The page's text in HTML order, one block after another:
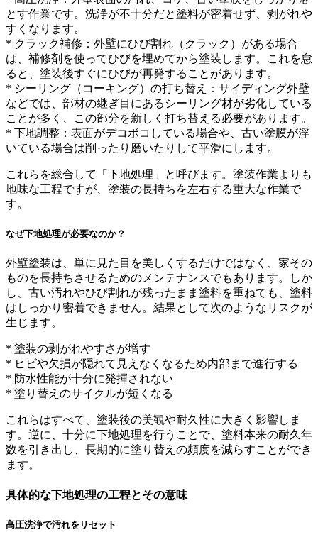
とす作業です。洗浄が不十分だと塗料が密着せず、剥がれや
すくなります。
* クラック補修：外壁にひび割れ（クラック）がある場合
は、補修剤を使ってひびを埋めてから塗装します。これを怠
ると、塗装後すぐにひびが再発することがあります。
* シーリング（コーキング）の打ち替え：サイディング外壁
などでは、部材の継ぎ目にあるシーリング材が劣化している
ことが多く、この部分を新しく打ち替える必要があります。
* 下地調整：表面がデコボコしている場合や、古い塗膜が浮
いている場合は削ったり磨いたりして平滑にします。
これらを総合して「下地処理」と呼びます。塗装作業よりも
地味な工程ですが、塗装の長持ちを左右する重大な作業で
す。
なぜ下地処理が必要なのか？
外壁塗装は、単に見た目を美しくするだけではなく、家その
ものを長持ちさせるためのメンテナンスでもあります。しか
し、古い汚れやひび割れが残ったまま塗料を重ねても、塗料
はしっかり密着できません。結果として次のようなリスクが
生じます。
* 塗装の剥がれやすさが増す
* ヒビや欠損が隠れて見えなくなるため内部まで進行する
* 防水性能が十分に発揮されない
* 塗り替えのサイクルが短くなる
これらはすべて、塗装後の美観や耐久性に大きく影響しま
す。逆に、十分に下地処理を行うことで、塗料本来の耐久年
数を引き出し、長期的に塗り替えの頻度を減らすことができ
ます。
具体的な下地処理の工程とその意味
高圧洗浄で汚れをリセット